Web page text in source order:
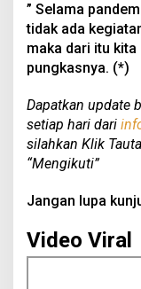
” Selama
tidak ada
maka dari itu
pungkasnya. (*)
Dapatkan update
setiap hari dari
silahkan Klik
“Mengikuti”
Jangan lupa
Video Viral